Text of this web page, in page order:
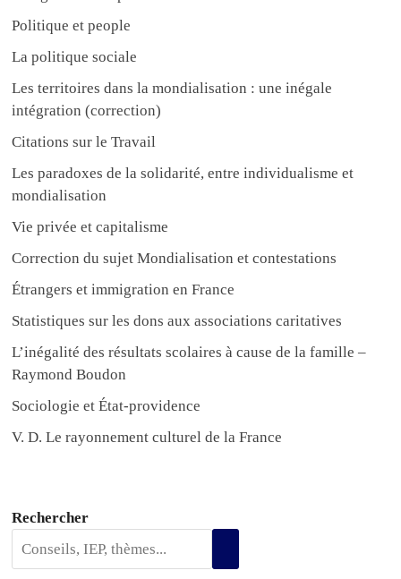
Politique et people
La politique sociale
Les territoires dans la mondialisation : une inégale
intégration (correction)
Citations sur le Travail
Les paradoxes de la solidarité, entre individualisme et
mondialisation
Vie privée et capitalisme
Correction du sujet Mondialisation et contestations
Étrangers et immigration en France
Statistiques sur les dons aux associations caritatives
L’inégalité des résultats scolaires à cause de la famille –
Raymond Boudon
Sociologie et État-providence
V. D. Le rayonnement culturel de la France
Rechercher